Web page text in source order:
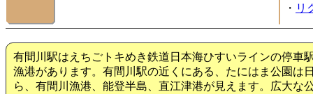
・ リ
有間川駅はえちごトキめき鉄道日本海ひすいラインの停車
漁港があります。有間川駅の近くにある、たにはま公園は
ら、有間川漁港、能登半島、直江津港が見えます。広大な